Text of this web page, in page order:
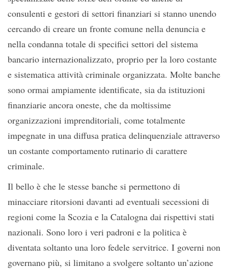
consulenti e gestori di settori finanziari si stanno unendo
cercando di creare un fronte comune nella denuncia e
nella condanna totale di specifici settori del sistema
bancario internazionalizzato, proprio per la loro costante
e sistematica attività criminale organizzata. Molte banche
sono ormai ampiamente identificate, sia da istituzioni
finanziarie ancora oneste, che da moltissime
organizzazioni imprenditoriali, come totalmente
impegnate in una diffusa pratica delinquenziale attraverso
un costante comportamento rutinario di carattere
criminale.
Il bello è che le stesse banche si permettono di
minacciare ritorsioni davanti ad eventuali secessioni di
regioni come la Scozia e la Catalogna dai rispettivi stati
nazionali. Sono loro i veri padroni e la politica è
diventata soltanto una loro fedele servitrice. I governi non
governano più, si limitano a svolgere soltanto un’azione